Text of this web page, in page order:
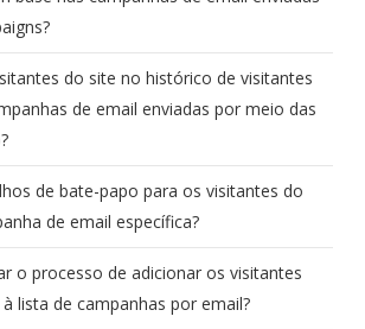
do site no histórico de visitantes
de email enviadas por meio das
de bate-papo para os visitantes do
de email específica?
o processo de adicionar os visitantes
lista de campanhas por email?